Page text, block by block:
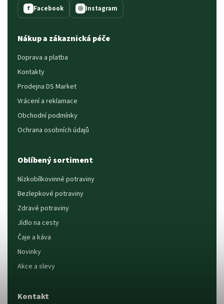
f Facebook ◎ Instagram
Nákup a zákaznická péče
Doprava a platba
Kontakty
Prodejna DS Market
Vrácení a reklamace
Obchodní podmínky
Ochrana osobních údajů
Oblíbený sortiment
Nízkobílkovinné potraviny
Bezlepkové potraviny
Zdravé potraviny
Jídlo na cesty
Čaje a káva
Novinky
Akce a slevy
Kontakt